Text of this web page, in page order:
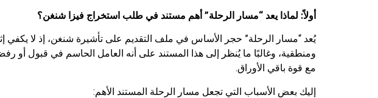
أولاً: لماذا يعد “مسار الرحلة” أهم مستند في طلب استخراج فيزا شنغن؟
يُعد “مسار الرحلة” حجر الأساس في ملف التقديم على تأشيرة شنغن، إذ لا
ومنطقية، وغالبًا ما يُنظر إلى هذا المستند على أنه العامل الحاسم في
مع قوة باقي الأوراق.
إليك بعض الأسباب التي تجعل مسار الرحلة المستند الأهم: